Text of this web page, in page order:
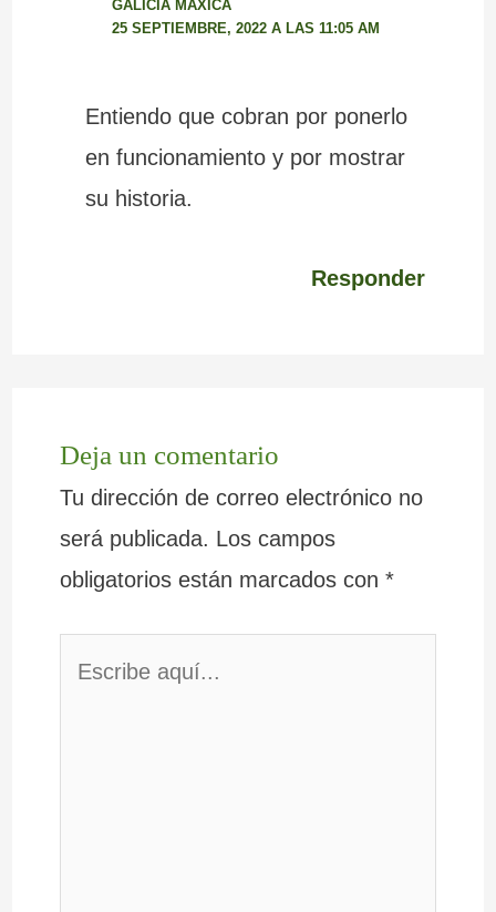
GALICIA MÁXICA
25 SEPTIEMBRE, 2022 A LAS 11:05 AM
Entiendo que cobran por ponerlo
en funcionamiento y por mostrar
su historia.
Responder
Deja un comentario
Tu dirección de correo electrónico no
será publicada. Los campos
obligatorios están marcados con *